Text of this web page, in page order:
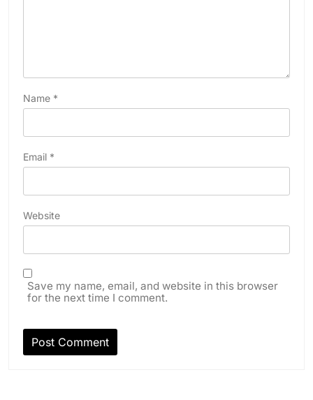
Name *
Email *
Website
Save my name, email, and website in this browser
for the next time I comment.